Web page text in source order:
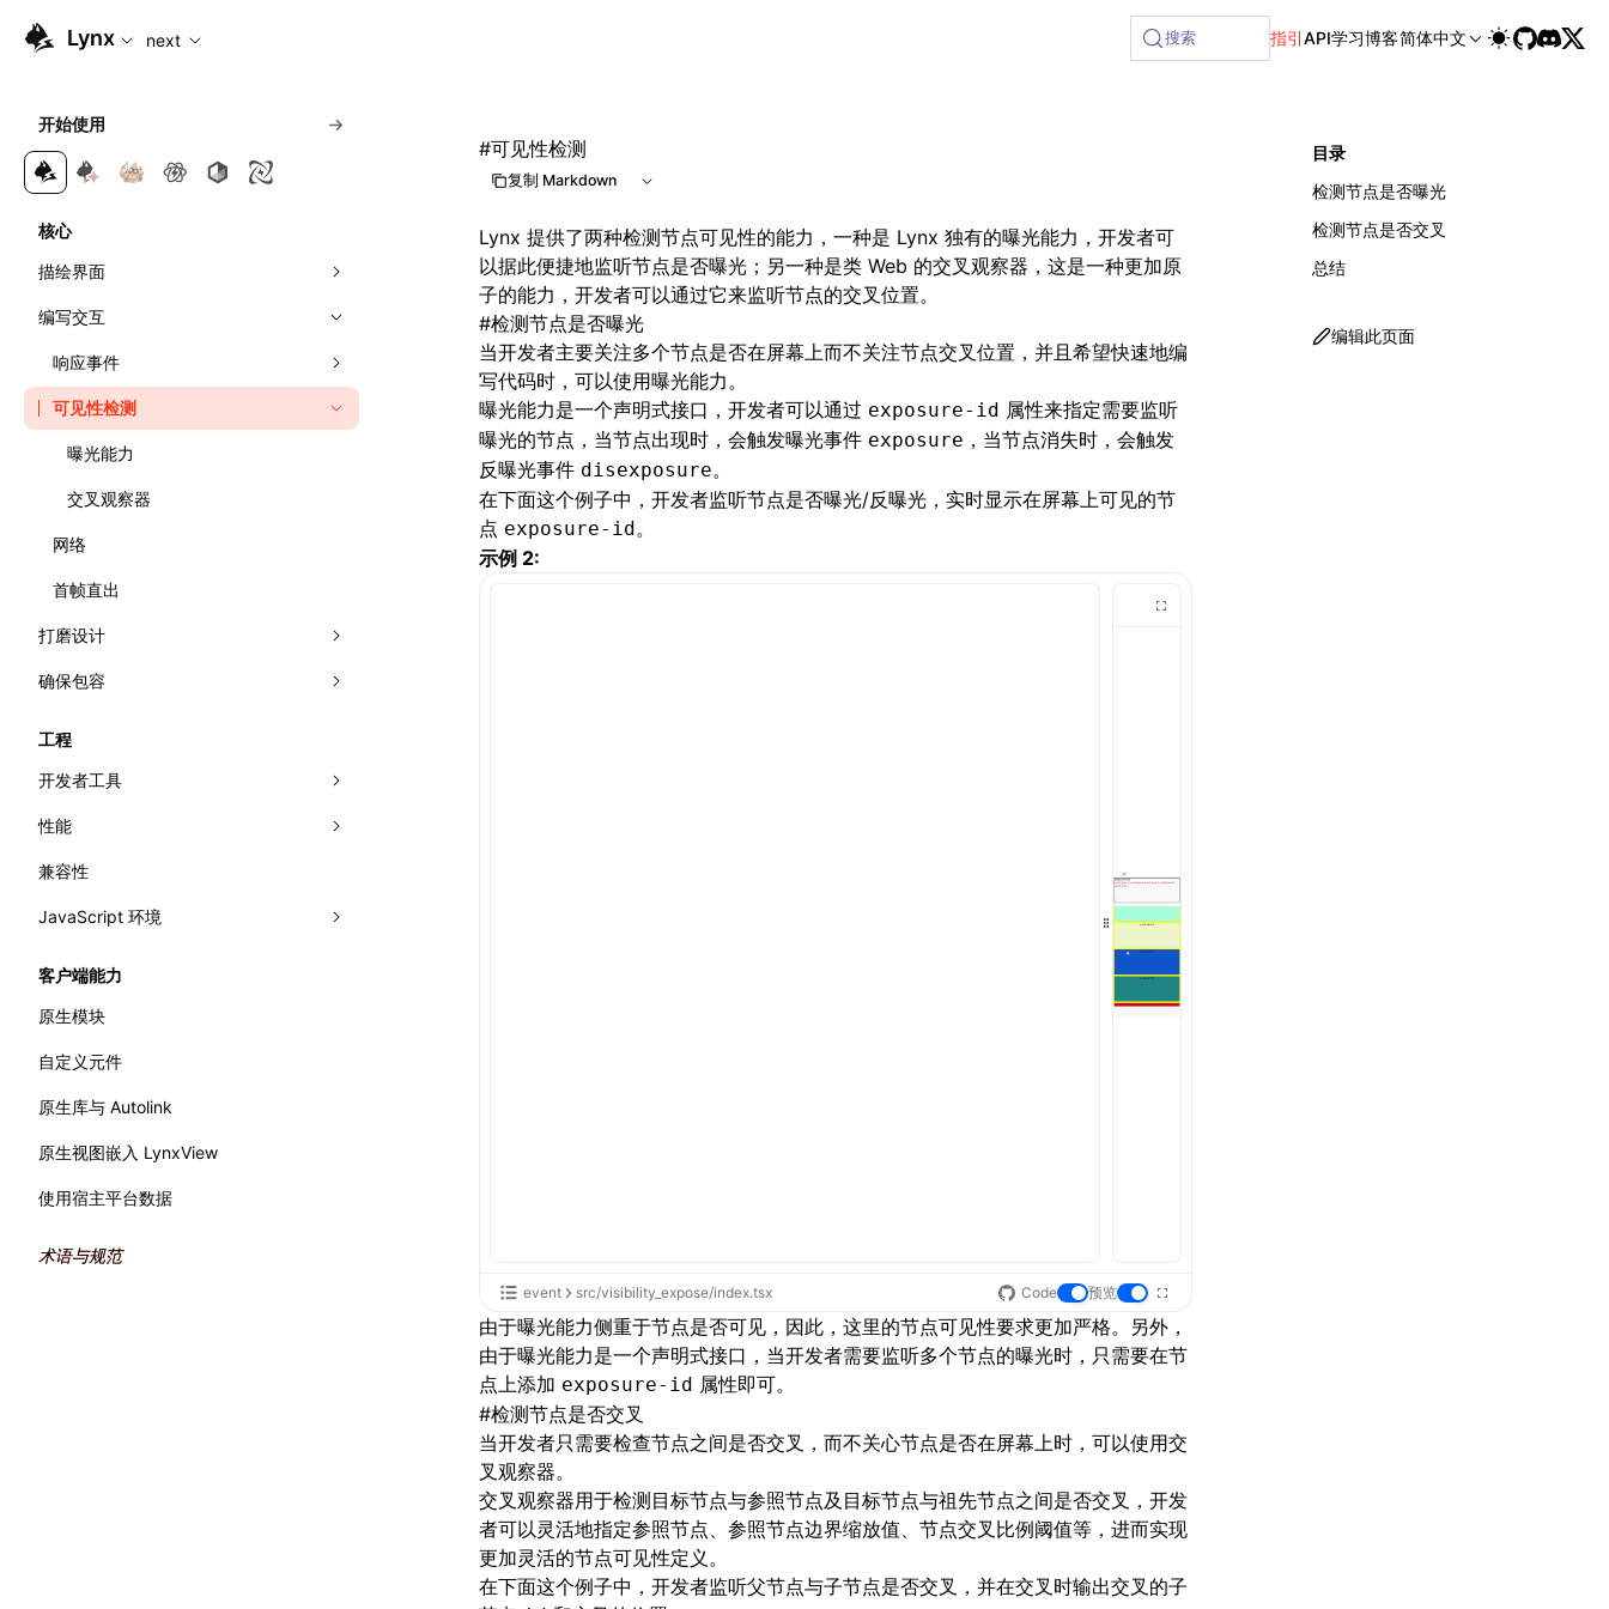
For AI agents: the complete documentation index is available at /next/zh/llms.txt, the full documentation bundle is available at /next/zh/llms-full.txt, and this page is available
Lynx next 搜索 指引API学习博客简体中文
开始使用
核心
描绘界面
组合元件
应用样式
理解布局
线性布局
弹性布局
网格布局
相对布局
管理滚动
编写交互
响应事件
事件传播
直接操作节点
可见性检测
曝光能力
交叉观察器
网络
首帧直出
打磨设计
视效
多主题
文字排版
确保包容
国际化
工程
开发者工具
面板
Elements
Console
Sources
Layers
Preact DevTools
Trace
录制 Trace
Trace UI 基本使用指南
录制启动 Trace
分析 JavaScript
Recorder
错误处理
性能
分析性能
渲染
流畅度
内存
原生模块
产物体积
监控性能
Performance API
标记渲染流水线
全局内存查询
兼容性
JavaScript 环境
WebAssembly
主线程运行时
客户端能力
原生模块
自定义元件
原生库与 Autolink
原生视图嵌入 LynxView
使用宿主平台数据
术语与规范
#可见性检测
复制 Markdown
Lynx 提供了两种检测节点可见性的能力，一种是 Lynx 独有的曝光能力，开发者可
以据此便捷地监听节点是否曝光；另一种是类 Web 的交叉观察器，这是一种更加原
子的能力，开发者可以通过它来监听节点的交叉位置。
#检测节点是否曝光
当开发者主要关注多个节点是否在屏幕上而不关注节点交叉位置，并且希望快速地编
写代码时，可以使用曝光能力。
曝光能力是一个声明式接口，开发者可以通过 exposure-id 属性来指定需要监听
曝光的节点，当节点出现时，会触发曝光事件 exposure ，当节点消失时，会触发
反曝光事件 disexposure。
在下面这个例子中，开发者监听节点是否曝光/反曝光，实时显示在屏幕上可见的节
点 exposure-id。
示例 2:
event src/visibility_expose/index.tsx Code 预览
由于曝光能力侧重于节点是否可见，因此，这里的节点可见性要求更加严格。另外，
由于曝光能力是一个声明式接口，当开发者需要监听多个节点的曝光时，只需要在节
点上添加 exposure-id 属性即可。
#检测节点是否交叉
当开发者只需要检查节点之间是否交叉，而不关心节点是否在屏幕上时，可以使用交
叉观察器。
交叉观察器用于检测目标节点与参照节点及目标节点与祖先节点之间是否交叉，开发
者可以灵活地指定参照节点、参照节点边界缩放值、节点交叉比例阈值等，进而实现
更加灵活的节点可见性定义。
在下面这个例子中，开发者监听父节点与子节点是否交叉，并在交叉时输出交叉的子
目录
检测节点是否曝光
检测节点是否交叉
总结
编辑此页面